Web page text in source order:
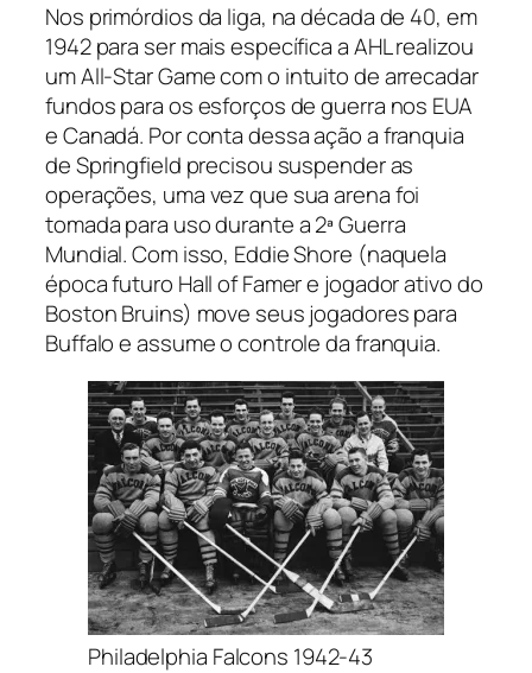
Nos primórdios da liga, na década de 40, em
1942 para ser mais específica a AHL realizou
umAll-Star Gamecom o intuito de arrecadar
fundos para os esforços de guerra nos EUA
e Canadá. Por conta dessa ação a franquia
de Springfield precisou suspender as
operações, uma vez que sua arena foi
tomada para uso durante a 2ª Guerra
Mundial. Com isso, Eddie Shore (naquela
época futuro Hall of Famer e jogador ativo do
Boston Bruins) move seus jogadores para
Buffalo e assume o controle da franquia.
Philadelphia Falcons 1942-43